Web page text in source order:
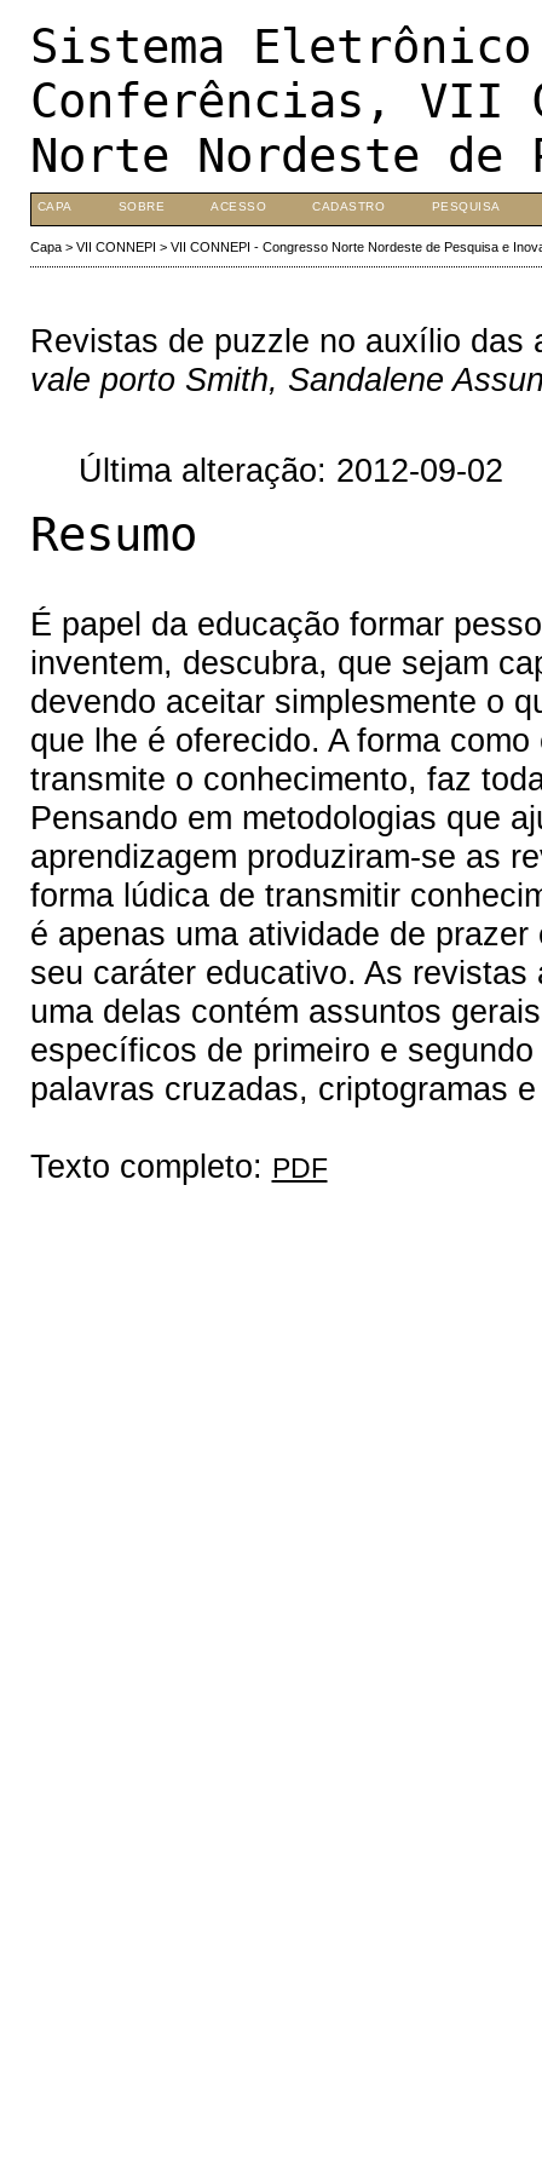
Sistema
Conferências, VII
Norte Nordeste de
CAPA SOBRE ACESSO CADASTRO PESQUISA
Capa> VII CONNEPI > VII CONNEPI - Congresso Norte Nordeste de Pesquisa e
Revistas de puzzle no auxílio das
vale porto Smith, Sandalene
Última alteração: 2012-09-02
Resumo
É papel da educação formar
inventem, descubra, que sejam
devendo aceitar simplesmente o
que lhe é oferecido. A forma
transmite o conhecimento, faz
Pensando em metodologias que
aprendizagem produziram-se as
forma lúdica de transmitir
é apenas uma atividade de
seu caráter educativo. As
uma delas contém assuntos
específicos de primeiro e
palavras cruzadas, criptogramas
Texto completo: PDF